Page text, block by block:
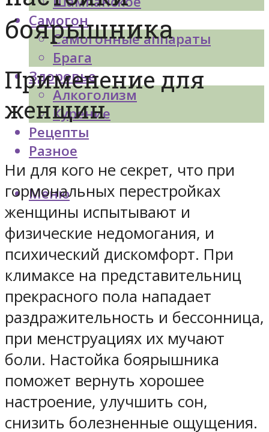
Самогон
Самогонные аппараты
Брага
Здоровье
Алкоголизм
Курение
Рецепты
Разное
Меню
боярышника
Применение для
женщин
Ни для кого не секрет, что при
гормональных перестройках
женщины испытывают и
физические недомогания, и
психический дискомфорт. При
климаксе на представительниц
прекрасного пола нападает
раздражительность и бессонница,
при менструациях их мучают
боли. Настойка боярышника
поможет вернуть хорошее
настроение, улучшить сон,
снизить болезненные ощущения.